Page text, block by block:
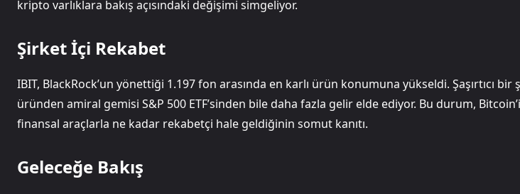
kripto varlıklara bakış açısındaki değişimi simgeliyor.
Şirket İçi Rekabet
IBIT, BlackRock’un yönettiği 1.197 fon arasında en karlı ürün konumuna yükseldi. Şaşırtıcı
üründen amiral gemisi S&P 500 ETF’sinden bile daha fazla gelir elde ediyor. Bu durum,
finansal araçlarla ne kadar rekabetçi hale geldiğinin somut kanıtı.
Geleceğe Bakış